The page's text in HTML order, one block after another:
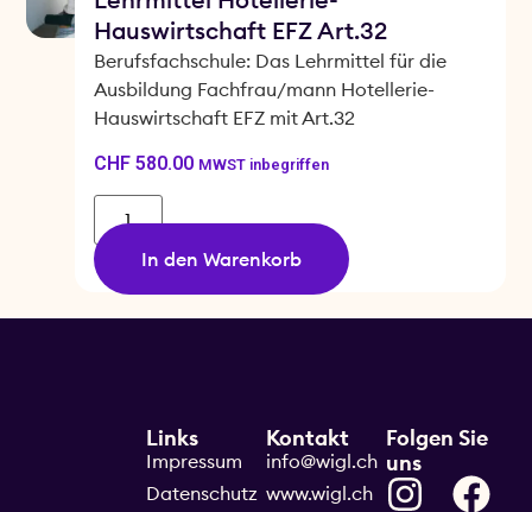
Hauswirtschaft EFZ Art.32
Berufsfachschule: Das Lehrmittel für die
Ausbildung Fachfrau/mann Hotellerie-
Hauswirtschaft EFZ mit Art.32
CHF580.00 MWST inbegriffen
In den Warenkorb
Kontakt
info@wigl.ch
www.wigl.ch
Links
Impressum
Datenschutz
Folgen Sie
uns